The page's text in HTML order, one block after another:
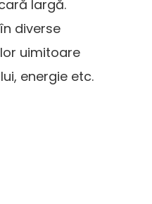
largă.
diverse
uimitoare
energie etc.